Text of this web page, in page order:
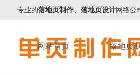
专业的落地页制作、 落地页设计网络公
网站首页 落地页